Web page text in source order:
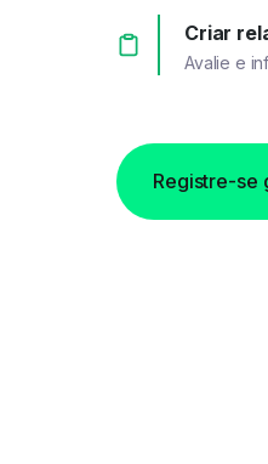
Criar
Avalie e
Registre-se